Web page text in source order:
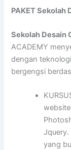
PAKET Sekolah
Sekolah Desain
ACADEMY
dengan
bergengsi
Jquery.
yang